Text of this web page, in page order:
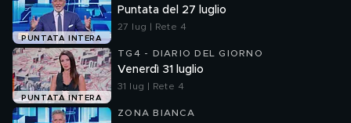
PUNTATA INTERA
Puntata del 27 luglio
27 lug | Rete 4
PUNTATA INTERA
TG4 - DIARIO DEL GIORNO
Venerdì 31 luglio
31 lug | Rete 4
ZONA BIANCA